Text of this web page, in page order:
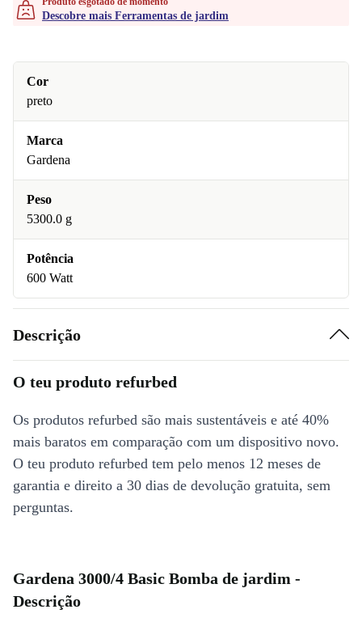
Descobre mais Ferramentas de jardim
Cor
preto
Marca
Gardena
Peso
5300.0 g
Potência
600 Watt
Descrição
O teu produto refurbed
Os produtos refurbed são mais sustentáveis e até 40%
mais baratos em comparação com um dispositivo novo.
O teu produto refurbed tem pelo menos 12 meses de
garantia e direito a 30 dias de devolução gratuita, sem
perguntas.
Gardena 3000/4 Basic Bomba de jardim -
Descrição